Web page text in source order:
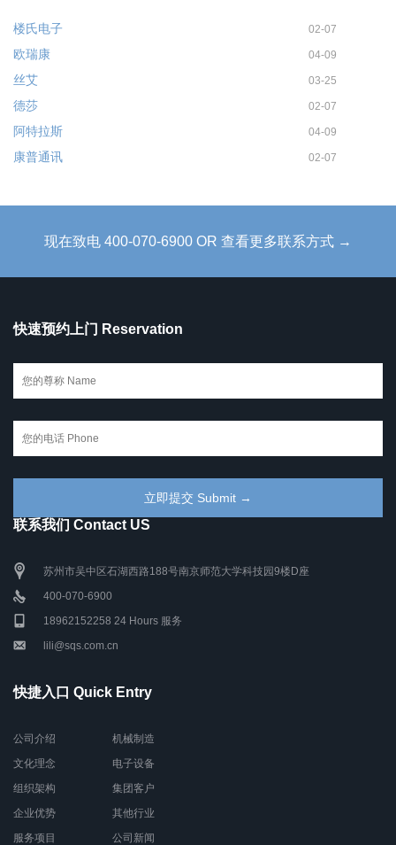
楼氏电子 02-07
欧瑞康 04-09
丝艾 03-25
德莎 02-07
阿特拉斯 04-09
康普通讯 02-07
现在致电 400-070-6900 OR 查看更多联系方式 →
快速预约上门 Reservation
联系我们 Contact US
苏州市吴中区石湖西路188号南京师范大学科技园9楼D座
400-070-6900
18962152258 24 Hours 服务
lili@sqs.com.cn
快捷入口 Quick Entry
公司介绍
文化理念
组织架构
企业优势
服务项目
机械制造
电子设备
集团客户
其他行业
公司新闻